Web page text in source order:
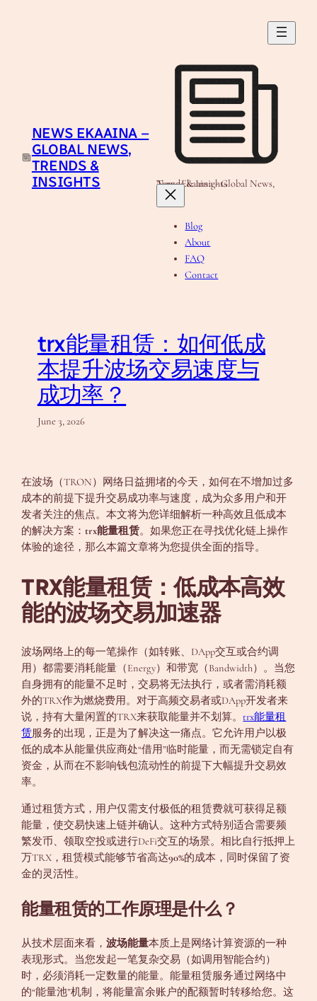
NEWS EKAAINA –
GLOBAL NEWS,
TRENDS &
INSIGHTS
News Ekaaina - Global News, Trends & Insights
Blog
About
FAQ
Contact
trx能量租赁：如何低成
本提升波场交易速度与
成功率？
June 3, 2026
在波场（TRON）网络日益拥堵的今天，如何在不增加过多
成本的前提下提升交易成功率与速度，成为众多用户和开
发者关注的焦点。本文将为您详细解析一种高效且低成本
的解决方案：trx能量租赁。如果您正在寻找优化链上操作
体验的途径，那么本篇文章将为您提供全面的指导。
TRX能量租赁：低成本高效
能的波场交易加速器
波场网络上的每一笔操作（如转账、DApp交互或合约调
用）都需要消耗能量（Energy）和带宽（Bandwidth）。当您
自身拥有的能量不足时，交易将无法执行，或者需消耗额
外的TRX作为燃烧费用。对于高频交易者或DApp开发者来
说，持有大量闲置的TRX来获取能量并不划算。trx能量租
赁服务的出现，正是为了解决这一痛点。它允许用户以极
低的成本从能量供应商处“借用”临时能量，而无需锁定自有
资金，从而在不影响钱包流动性的前提下大幅提升交易效
率。
通过租赁方式，用户仅需支付极低的租赁费就可获得足额
能量，使交易快速上链并确认。这种方式特别适合需要频
繁发币、领取空投或进行DeFi交互的场景。相比自行抵押上
万TRX，租赁模式能够节省高达90%的成本，同时保留了资
金的灵活性。
能量租赁的工作原理是什么？
从技术层面来看，波场能量本质上是网络计算资源的一种
表现形式。当您发起一笔复杂交易（如调用智能合约）
时，必须消耗一定数量的能量。能量租赁服务通过网络中
的“能量池”机制，将能量富余账户的配额暂时转移给您。这